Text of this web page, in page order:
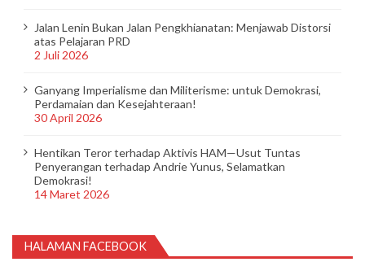
Jalan Lenin Bukan Jalan Pengkhianatan: Menjawab Distorsi
atas Pelajaran PRD
2 Juli 2026
Ganyang Imperialisme dan Militerisme: untuk Demokrasi,
Perdamaian dan Kesejahteraan!
30 April 2026
Hentikan Teror terhadap Aktivis HAM—Usut Tuntas
Penyerangan terhadap Andrie Yunus, Selamatkan
Demokrasi!
14 Maret 2026
HALAMAN FACEBOOK